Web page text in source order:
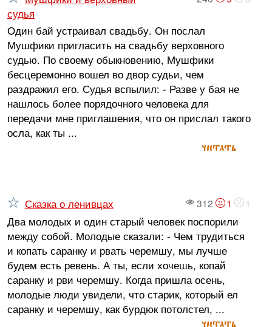
судья
Один бай устраивал свадьбу. Он послал
Мушфики пригласить на свадьбу верховного
судью. По своему обыкновению, Мушфики
бесцеремонно вошел во двор судьи, чем
раздражил его. Судья вспылил: - Разве у бая не
нашлось более порядочного человека для
передачи мне приглашения, что он прислал такого
осла, как ты ...
читать
312 1 1
Сказка о ленивцах
Два молодых и один старый человек поспорили
между собой. Молодые сказали: - Чем трудиться
и копать саранку и рвать черемшу, мы лучше
будем есть ревень. А ты, если хочешь, копай
саранку и рви черемшу. Когда пришла осень,
молодые люди увидели, что старик, который ел
саранку и черемшу, как бурдюк потолстел, ...